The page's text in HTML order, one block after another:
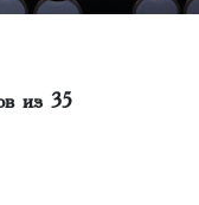
из 35